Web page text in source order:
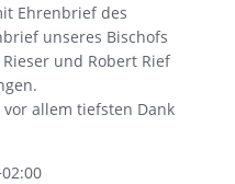
Ehrenbrief des
unseres Bischofs
und Robert Rief
allem tiefsten Dank